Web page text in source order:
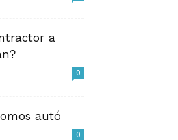
a
0
autó
0